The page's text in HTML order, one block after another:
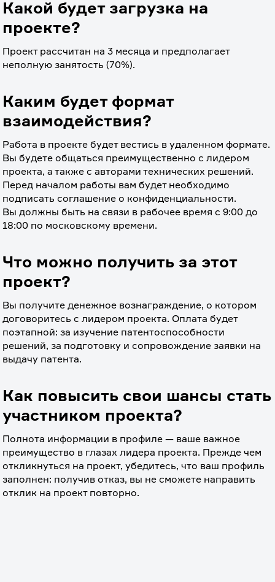
Какой будет загрузка на
проекте?
Проект рассчитан на 3 месяца и предполагает
неполную занятость (70%).
Каким будет формат
взаимодействия?
Работа в проекте будет вестись в удаленном формате.
Вы будете общаться преимущественно с лидером
проекта, а также с авторами технических решений.
Перед началом работы вам будет необходимо
подписать соглашение о конфиденциальности.
Вы должны быть на связи в рабочее время с 9:00 до
18:00 по московскому времени.
Что можно получить за этот
проект?
Вы получите денежное вознаграждение, о котором
договоритесь с лидером проекта. Оплата будет
поэтапной: за изучение патентоспособности
решений, за подготовку и сопровождение заявки на
выдачу патента.
Как повысить свои шансы стать
участником проекта?
Полнота информации в профиле — ваше важное
преимущество в глазах лидера проекта. Прежде чем
откликнуться на проект, убедитесь, что ваш профиль
заполнен: получив отказ, вы не сможете направить
отклик на проект повторно.